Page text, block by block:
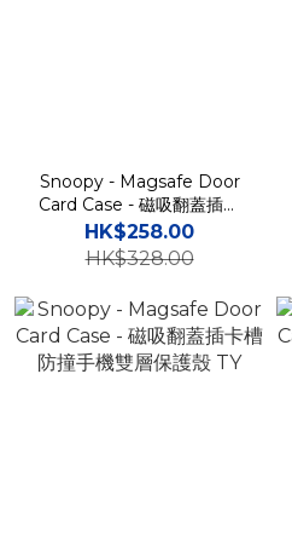
Snoopy - Magsafe Door
Card Case - 磁吸翻蓋插卡
槽防撞手機雙層保護殼 TY
HK$258.00
HK$328.00